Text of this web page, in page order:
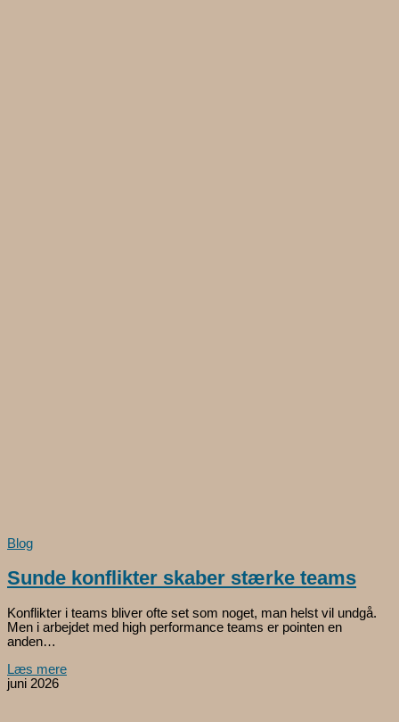
Blog
Sunde konflikter skaber stærke teams
Konflikter i teams bliver ofte set som noget, man helst vil undgå.
Men i arbejdet med high performance teams er pointen en
anden…
Læs mere
juni 2026